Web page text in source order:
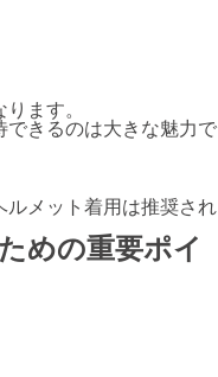
ます。
できるのは大きな魅力で
ルメット着用は推奨され
めの重要ポイ